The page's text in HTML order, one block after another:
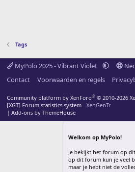
Tags
MyPolo 2025 - Vibrant Violet
Contact
Voorwaarden en regels
Community platform by XenForo® © 2010-2026
[XGT] Forum statistics system - XenGenTr
| Add-ons by ThemeHouse
Welkom op MyPolo!
Je bekijkt het forum op
op dit forum kun je veel
maar je hebt niet de